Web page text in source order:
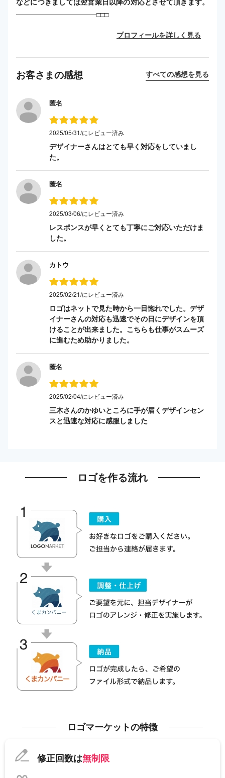
────────────────□□□
プロフィールを詳しく見る
お客さまの感想 すべての感想を見る
匿名
2025/05/31/にレビュー済み
デザイナーさんはとても早く対応をしていまし
た。
匿名
2025/03/06/にレビュー済み
レスポンスが早くとても丁寧にご対応いただけま
した。
カトウ
2025/02/21/にレビュー済み
ロゴはネットで見た時から一目惚れでした。デザ
イナーさんの対応も迅速でその日にデザインを頂
けることが出来ました。こちらも仕事がスムーズ
に進むため助かりました。
匿名
2025/02/04/にレビュー済み
三木さんのかゆいところに手が届くデザインセン
スと迅速な対応に感服しました
ロゴを作る流れ
ロゴマーケットの特徴
修正回数は無制限